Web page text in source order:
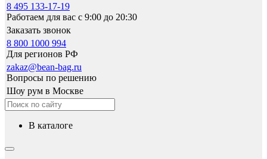
8 495 133-17-19
Работаем для вас с 9:00 до 20:30
Заказать звонок
8 800 1000 994
Для регионов РФ
zakaz@bean-bag.ru
Вопросы по решению
Шоу рум в Москве
в каталоге